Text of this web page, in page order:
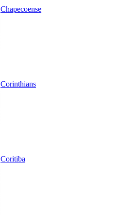
Chapecoense
Corinthians
Coritiba